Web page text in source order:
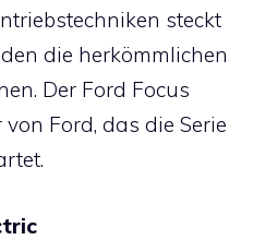
steckt
die herkömmlichen
Der Ford Focus
Ford, das die Serie